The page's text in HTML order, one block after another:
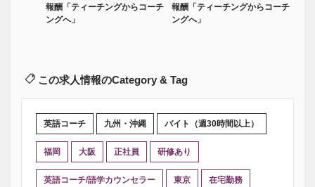
報酬「ティーチングからコーチ
ングへ」
報酬「ティーチングからコーチ
ングへ」
この求人情報のCategory & Tag
英語コーチ 九州・沖縄 バイト（週30時間以上）
福岡 大阪 正社員 研修あり
英語コーチ/語学カウンセラー 東京 在宅勤務